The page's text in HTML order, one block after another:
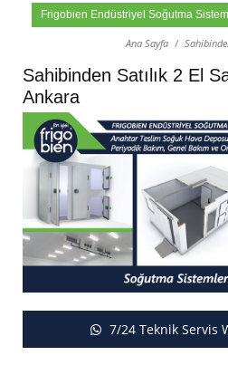
Frigobien Endüstriyel Soğutma
Ana Sayfa
Sahibinden Satılık 2 El
Ankara
7/24 Teknik Servis